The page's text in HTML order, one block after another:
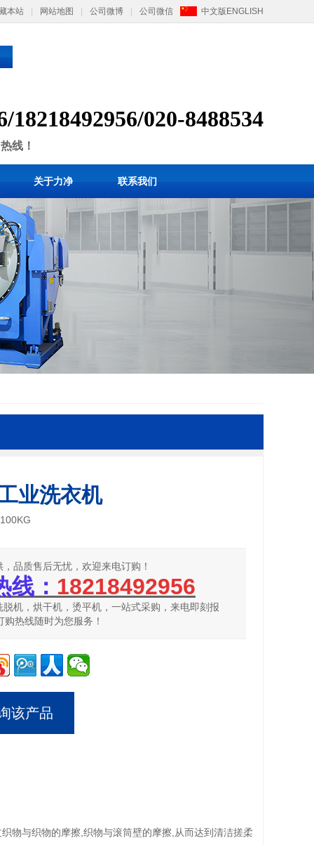
本站 网站地图 公司微博 公司微信 中文版 ENGLISH
18218492956/020-8488534
线！
关于力净 联系我们
业洗衣机
品质售后无忧，欢迎来电订购！
线： 18218492956
脱机，烘干机，烫平机，一站式采购，来电即刻报
购热线随时为您服务！
该产品
物与织物的摩擦,织物与滚筒壁的摩擦,从而达到清洁搓柔